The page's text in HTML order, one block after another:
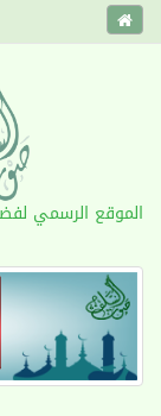
الموقع الرسمي